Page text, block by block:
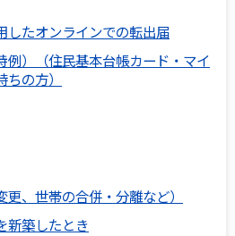
したオンラインでの転出届
例）（住民基本台帳カード・マイ
の方）
、世帯の合併・分離など）
新築したとき